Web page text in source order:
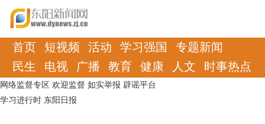
首页 短视频 活动 学习强国
专题新闻
民生
电视 广播 教育 健康 人文 时事热点
网络监督专区 欢迎监督 如实举报 辟谣平台
学习进行时 东阳日报